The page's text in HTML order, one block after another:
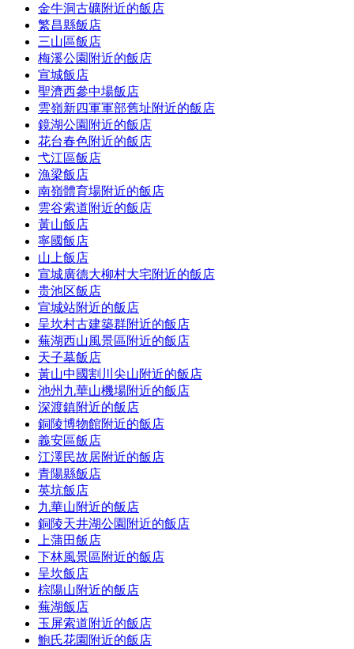
金牛洞古礦附近的飯店
繁昌縣飯店
三山區飯店
梅溪公園附近的飯店
宣城飯店
聖濟西參中場飯店
雲嶺新四軍軍部舊址附近的飯店
鏡湖公園附近的飯店
花台春色附近的飯店
弋江區飯店
漁梁飯店
南嶺體育場附近的飯店
雲谷索道附近的飯店
黃山飯店
寧國飯店
山上飯店
宣城廣德大柳村大宅附近的飯店
贵池区飯店
宣城站附近的飯店
呈坎村古建築群附近的飯店
蕪湖西山風景區附近的飯店
天子墓飯店
黃山中國割川尖山附近的飯店
池州九華山機場附近的飯店
深渡鎮附近的飯店
銅陵博物館附近的飯店
義安區飯店
江澤民故居附近的飯店
青陽縣飯店
英坑飯店
九華山附近的飯店
銅陵天井湖公園附近的飯店
上蒲田飯店
下林風景區附近的飯店
呈坎飯店
棕陽山附近的飯店
蕪湖飯店
玉屏索道附近的飯店
鮑氏花園附近的飯店